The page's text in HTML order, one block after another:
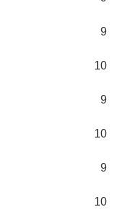
9
10
9
10
9
10